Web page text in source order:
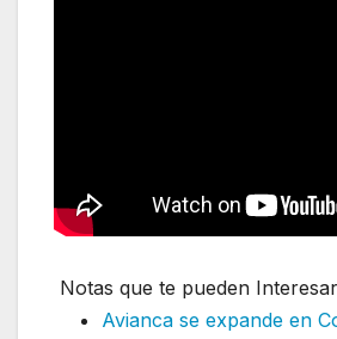
Notas que te pueden
Avianca se expande en